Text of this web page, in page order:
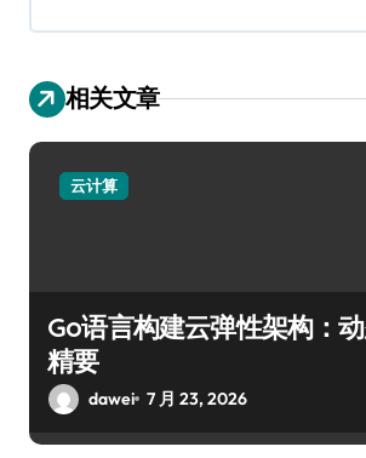
相关文章
云计算
Go语言构建云弹性架构：
精要
dawei 7 月 23, 2026